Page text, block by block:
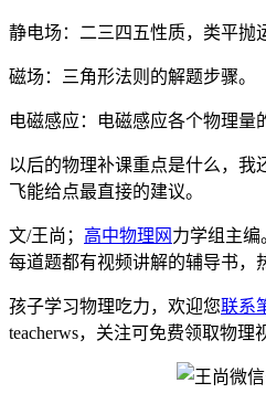
静电场：二三四五性质，类平抛
磁场：三角形法则的解题步骤。
电磁感应：电磁感应各个物理量
以后的物理补课重点是什么，我
飞能给点最直接的建议。
文/王尚； 高中物理网 力学组主编
每道题都有视频讲解的辅导书，
孩子学习物理吃力，欢迎您联系
teacherws，关注可免费领取物理